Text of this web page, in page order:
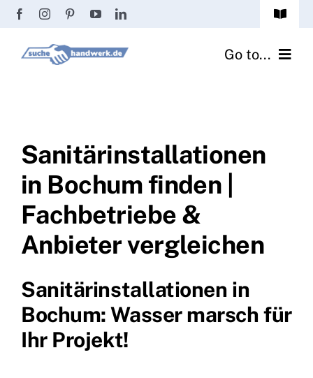
Zum
springen
Toggle
Passwort vergessen? Go to...
Handwerker Ratgeber
Wir über uns
Sanitärinstallationen
in Bochum finden |
Fachbetriebe &
Anbieter vergleichen
Sanitärinstallationen in
Bochum: Wasser marsch für
Ihr Projekt!